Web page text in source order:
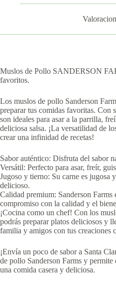
Muslos de Pollo SANDERSON
favoritos.
Los muslos de pollo Sanderson
preparar tus comidas favoritas. Con
son ideales para asar a la parrilla,
deliciosa salsa. ¡La versatilidad de
crear una infinidad de recetas!
Sabor auténtico: Disfruta del sabor
Versátil: Perfecto para asar, freír,
Jugoso y tierno: Su carne es jugosa
delicioso.
Calidad premium: Sanderson Farms
compromiso con la calidad y el
¡Cocina como un chef! Con los
podrás preparar platos deliciosos y
familia y amigos con tus creaciones
¡Envía un poco de sabor a Santa
de pollo Sanderson Farms y permite
una comida casera y deliciosa.